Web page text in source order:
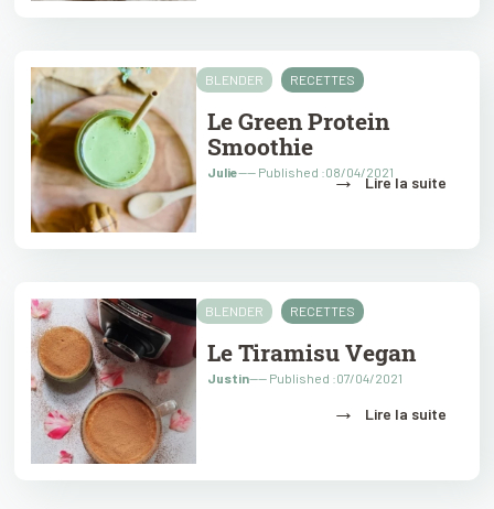
BLENDER RECETTES
Le Green Protein
Smoothie
Julie---- Published :08/04/2021
→ Lire la suite
BLENDER RECETTES
Le Tiramisu Vegan
Justin---- Published :07/04/2021
→ Lire la suite